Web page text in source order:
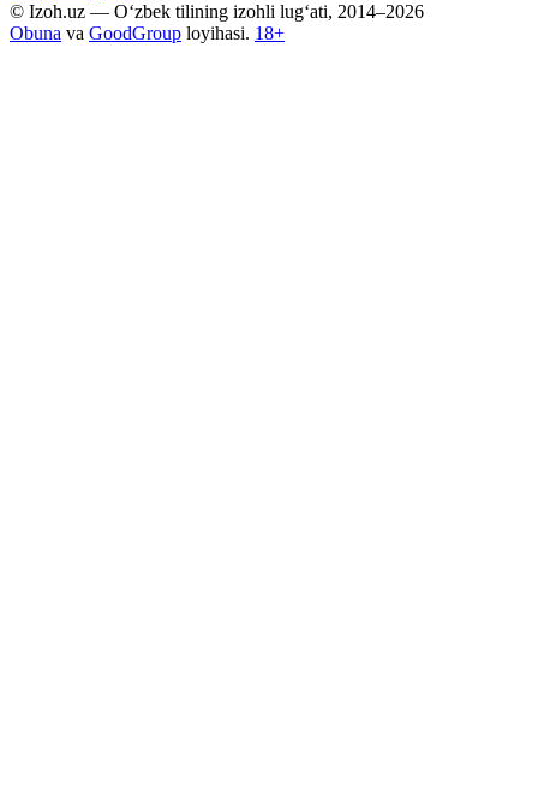
© Izoh.uz — O‘zbek tilining izohli lug‘ati, 2014–2026
Obuna va GoodGroup loyihasi. 18+